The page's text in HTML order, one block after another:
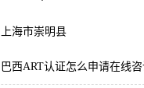
上海市崇明县
巴西ART认证怎么申请在线